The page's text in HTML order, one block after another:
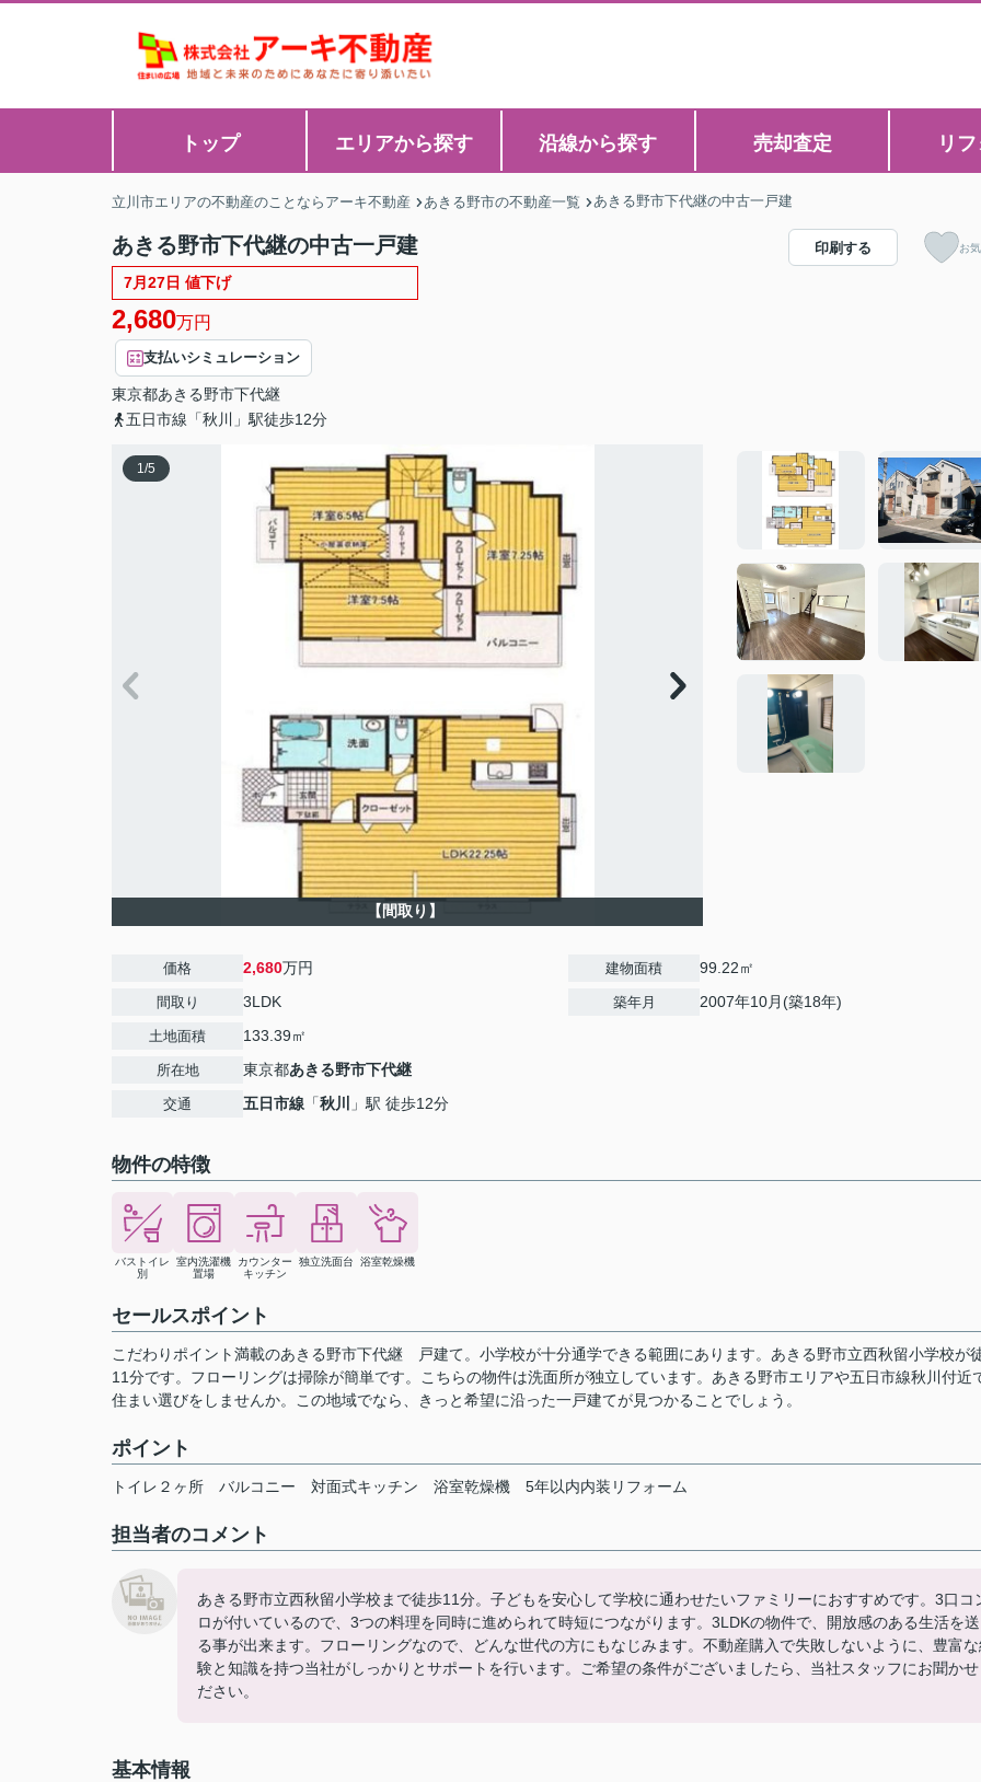
トップ エリアから探す 沿線から探す 売却査定 リ
立川市エリアの不動産のことならアーキ不動産 あきる野市の不動産一覧 あきる野市下代継の中古一戸建
あきる野市下代継の中古一戸建
7月27日 値下げ
2,680万円
支払いシミュレーション
東京都あきる野市下代継
五日市線「秋川」駅徒歩12分
印刷する お
1/5
【間取り】
価格 2,680万円
間取り 3LDK
土地面積 133.39㎡
所在地 東京都あきる野市下代継
交通 五日市線 「秋川 」駅 徒歩12分
建物面積 99.22㎡
築年月 2007年10月(築18年)
物件の特徴
バストイレ
別
室内洗濯機
置場
カウンター
キッチン
独立洗面台 浴室乾燥機
セールスポイント
こだわりポイント満載のあきる野市下代継 戸建て。小学校が十分通学できる範囲にあります。あきる野市立西秋留小学校が
11分です。フローリングは掃除が簡単です。こちらの物件は洗面所が独立しています。あきる野市エリアや五日市線秋川付近
住まい選びをしませんか。この地域でなら、きっと希望に沿った一戸建てが見つかることでしょう。
ポイント
トイレ２ヶ所 バルコニー 対面式キッチン 浴室乾燥機 5年以内内装リフォーム
担当者のコメント
あきる野市立西秋留小学校まで徒歩11分。子どもを安心して学校に通わせたいファミリーにおすすめです。3口コ
ロが付いているので、3つの料理を同時に進められて時短につながります。3LDKの物件で、開放感のある生活を送
る事が出来ます。フローリングなので、どんな世代の方にもなじみます。不動産購入で失敗しないように、豊富
験と知識を持つ当社がしっかりとサポートを行います。ご希望の条件がございましたら、当社スタッフにお聞か
ださい。
基本情報